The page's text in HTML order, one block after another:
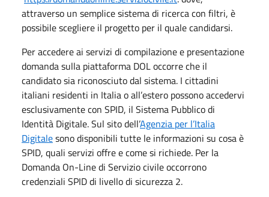
attraverso un semplice sistema di ricerca con filtri, è
possibile scegliere il progetto per il quale candidarsi.
Per accedere ai servizi di compilazione e presentazione
domanda sulla piattaforma DOL occorre che il
candidato sia riconosciuto dal sistema. I cittadini
italiani residenti in Italia o all’estero possono accedervi
esclusivamente con SPID, il Sistema Pubblico di
Identità Digitale. Sul sito dell’Agenzia per l’Italia
Digitalesono disponibili tutte le informazioni su cosa è
SPID, quali servizi offre e come si richiede. Per la
Domanda On-Line di Servizio civile occorrono
credenziali SPID di livello di sicurezza 2.